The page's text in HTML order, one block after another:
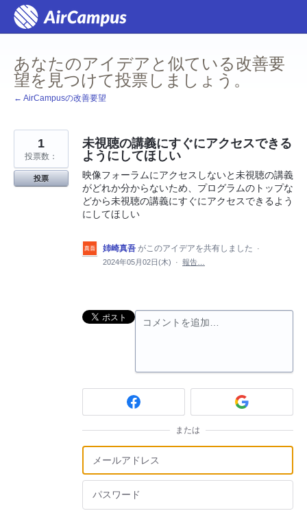
コ
ン
テ
へ
ス
キ
プ
あなたのアイデアと似ている改善要
望を見つけて投票しましょう。
← AirCampusの改善要望
未視聴の講義にすぐにアクセスできる
ようにしてほしい
映像フォーラムにアクセスしないと未視聴の講義
がどれか分からないため、プログラムのトップな
どから未視聴の講義にすぐにアクセスできるよう
にしてほしい
1
投票数：
投票
姉崎真吾 がこのアイデアを共有しました
·
2024年05月02日(木)
· 報告…
コメントを追加…
または